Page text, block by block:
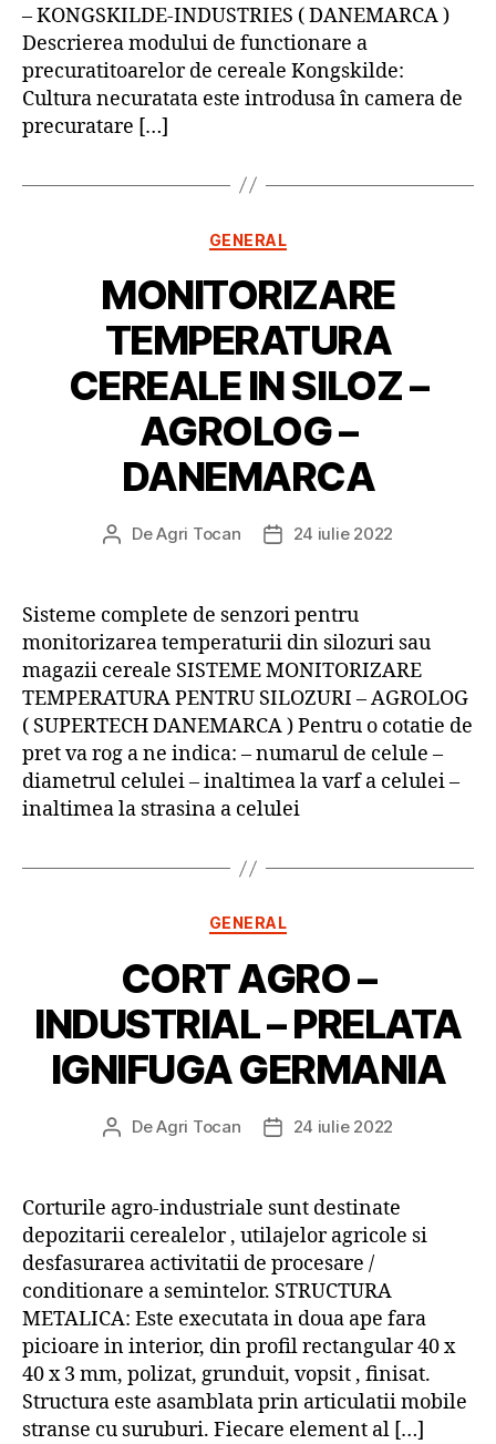
– KONGSKILDE-INDUSTRIES ( DANEMARCA )
Descrierea modului de functionare a
precuratitoarelor de cereale Kongskilde:
Cultura necuratata este introdusa în camera de
precuratare […]
Categorii
GENERAL
MONITORIZARE
TEMPERATURA
CEREALE IN SILOZ –
AGROLOG –
DANEMARCA
Autor
DeAgri Tocan
Dată24 iulie 2022
Sisteme complete de senzori pentru
monitorizarea temperaturii din silozuri sau
magazii cereale SISTEME MONITORIZARE
TEMPERATURA PENTRU SILOZURI – AGROLOG
( SUPERTECH DANEMARCA ) Pentru o cotatie de
pret va rog a ne indica: – numarul de celule –
diametrul celulei – inaltimea la varf a celulei –
inaltimea la strasina a celulei
Categorii
GENERAL
CORT AGRO –
INDUSTRIAL – PRELATA
IGNIFUGA GERMANIA
Autor
DeAgri Tocan
Dată24 iulie 2022
Corturile agro-industriale sunt destinate
depozitarii cerealelor , utilajelor agricole si
desfasurarea activitatii de procesare /
conditionare a semintelor. STRUCTURA
METALICA: Este executata in doua ape fara
picioare in interior, din profil rectangular 40 x
40 x 3 mm, polizat, grunduit, vopsit , finisat.
Structura este asamblata prin articulatii mobile
stranse cu suruburi. Fiecare element al […]